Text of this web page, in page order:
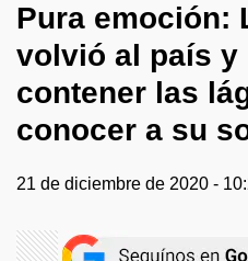
Pura emoción:
volvió al país y
contener las
conocer a su
21 de diciembre de 2020 -